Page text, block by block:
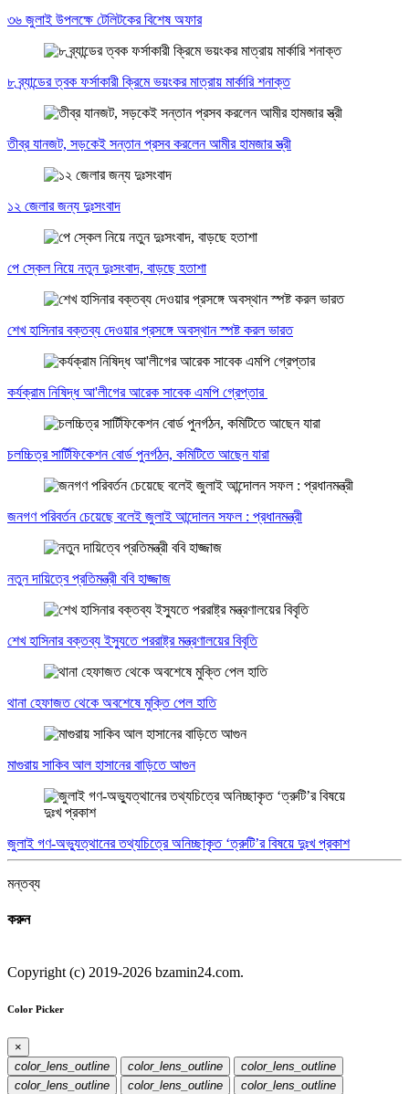
৩৬ জুলাই উপলক্ষে টেলিটকের বিশেষ অফার
৮ ব্র্যান্ডের ত্বক ফর্সাকারী ক্রিমে ভয়ংকর মাত্রায় মার্কারি শনাক্ত
তীব্র যানজট, সড়কেই সন্তান প্রসব করলেন আমীর হামজার স্ত্রী
১২ জেলার জন্য দুঃসংবাদ
পে স্কেল নিয়ে নতুন দুঃসংবাদ, বাড়ছে হতাশা
শেখ হাসিনার বক্তব্য দেওয়ার প্রসঙ্গে অবস্থান স্পষ্ট করল ভারত
কর্যক্রাম নিষিদ্ধ আ'লীগের আরেক সাবেক এমপি গ্রেপ্তার
চলচ্চিত্র সার্টিফিকেশন বোর্ড পুনর্গঠন, কমিটিতে আছেন যারা
জনগণ পরিবর্তন চেয়েছে বলেই জুলাই আন্দোলন সফল : প্রধানমন্ত্রী
নতুন দায়িত্বে প্রতিমন্ত্রী ববি হাজ্জাজ
শেখ হাসিনার বক্তব্য ইস্যুতে পররাষ্ট্র মন্ত্রণালয়ের বিবৃতি
থানা হেফাজত থেকে অবশেষে মুক্তি পেল হাতি
মাগুরায় সাকিব আল হাসানের বাড়িতে আগুন
জুলাই গণ-অভ্যুত্থানের তথ্যচিত্রে অনিচ্ছাকৃত ‘ত্রুটি’র বিষয়ে দুঃখ প্রকাশ
মন্তব্য
করুন
Copyright (c) 2019-2026 bzamin24.com.
Color Picker
×
color_lens_outline
color_lens_outline
color_lens_outline
color_lens_outline
color_lens_outline color_lens_outline